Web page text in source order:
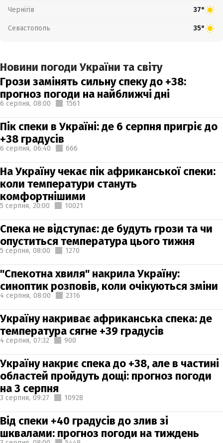
Чернігів 37°
Севастополь 35°
Новини погоди України та світу
Грози замінять сильну спеку до +38:
прогноз погоди на найближчі дні
6 серпня, 08:00 1561
Пік спеки в Україні: де 6 серпня пригріє до
+38 градусів
6 серпня, 06:40 666
На Україну чекає пік африканської спеки:
коли температури стануть
комфортнішими
5 серпня, 20:00 10021
Спека не відступає: де будуть грози та чи
опуститься температура цього тижня
5 серпня, 08:00 1270
"Спекотна хвиля" накрила Україну:
синоптик розповів, коли очікуються зміни
4 серпня, 08:00 2316
Україну накриває африканська спека: де
температура сягне +39 градусів
4 серпня, 07:32 900
Україну накриє спека до +38, але в частині
областей пройдуть дощі: прогноз погоди
на 3 серпня
3 серпня, 09:27 10928
Від спеки +40 градусів до злив зі
шквалами: прогноз погоди на тиждень